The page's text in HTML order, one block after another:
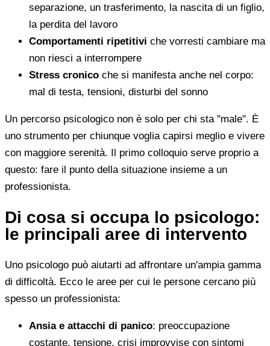
separazione, un trasferimento, la nascita di un figlio,
la perdita del lavoro
Comportamenti ripetitivi che vorresti cambiare ma
non riesci a interrompere
Stress cronico che si manifesta anche nel corpo:
mal di testa, tensioni, disturbi del sonno
Un percorso psicologico non è solo per chi sta "male". È
uno strumento per chiunque voglia capirsi meglio e vivere
con maggiore serenità. Il primo colloquio serve proprio a
questo: fare il punto della situazione insieme a un
professionista.
Di cosa si occupa lo psicologo:
le principali aree di intervento
Uno psicologo può aiutarti ad affrontare un'ampia gamma
di difficoltà. Ecco le aree per cui le persone cercano più
spesso un professionista:
Ansia e attacchi di panico: preoccupazione
costante, tensione, crisi improvvise con sintomi